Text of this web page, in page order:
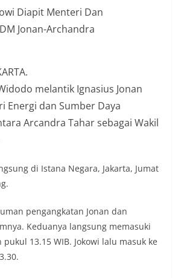
Diapit Menteri Dan
Jonan-Archandra
melantik Ignasius Jonan
Energi dan Sumber Daya
Arcandra Tahar sebagai Wakil
di Istana Negara, Jakarta, Jumat
pengangkatan Jonan dan
Keduanya langsung memasuki
13.15 WIB. Jokowi lalu masuk ke